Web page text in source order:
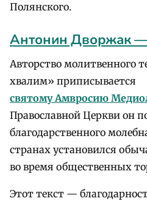
Полянского.
Антонин Дворжак —
Авторство молитвенного
хвалим» приписывается
святому Амвросию
Православной Церкви он
благодарственного
странах установился
во время общественных
Этот текст —